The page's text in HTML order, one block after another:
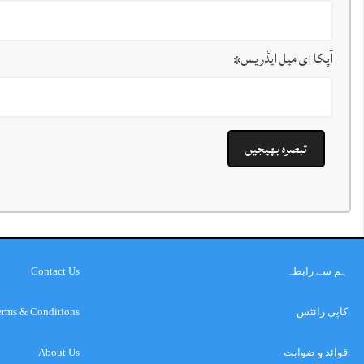
آپکا ای میل ایڈریس*
ہم سے رابطہ
کاپی رائٹس
قوائد و ضوابت
Contact Us
& Conditions
About Us